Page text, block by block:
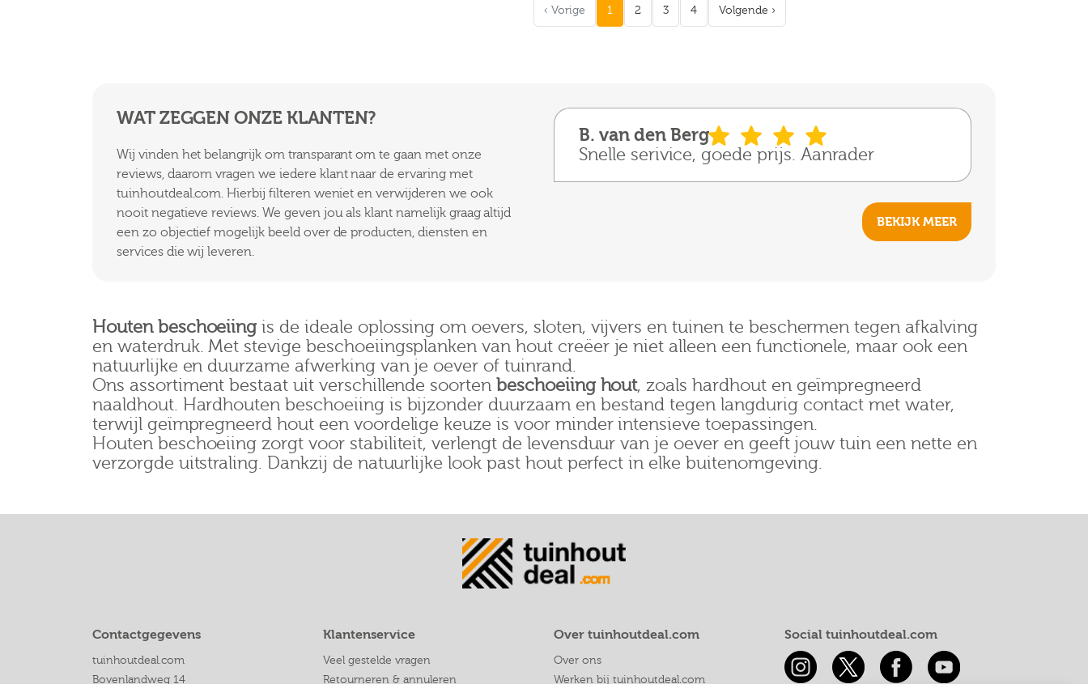
‹ Vorige 1 2 3 4 Volgende ›
WAT ZEGGEN ONZE KLANTEN?
Wij vinden het belangrijk om transparant om te gaan met onze
reviews, daarom vragen we iedere klant naar de ervaring met
tuinhoutdeal.com. Hierbij filteren weniet en verwijderen we ook
nooit negatieve reviews. We geven jou als klant namelijk graag altijd
een zo objectief mogelijk beeld over de producten, diensten en
services die wij leveren.
B. van den Berg
Snelle serivice, goede prijs. Aanrader
BEKIJK MEER
Houten beschoeiingis de ideale oplossing om oevers, sloten, vijvers en tuinen te beschermen tegen afkalving
en waterdruk. Met stevige beschoeiingsplanken van hout creëer je niet alleen een functionele, maar ook een
natuurlijke en duurzame afwerking van je oever of tuinrand.
Ons assortiment bestaat uit verschillende soorten beschoeiing hout, zoals hardhout en geïmpregneerd
naaldhout. Hardhouten beschoeiing is bijzonder duurzaam en bestand tegen langdurig contact met water,
terwijl geïmpregneerd hout een voordelige keuze is voor minder intensieve toepassingen.
Houten beschoeiing zorgt voor stabiliteit, verlengt de levensduur van je oever en geeft jouw tuin een nette en
verzorgde uitstraling. Dankzij de natuurlijke look past hout perfect in elke buitenomgeving.
Contactgegevens
tuinhoutdeal.com
Bovenlandweg 14
Klantenservice
Veel gestelde vragen
Retourneren & annuleren
Over tuinhoutdeal.com
Over ons
Werken bij tuinhoutdeal.com
Social tuinhoutdeal.com